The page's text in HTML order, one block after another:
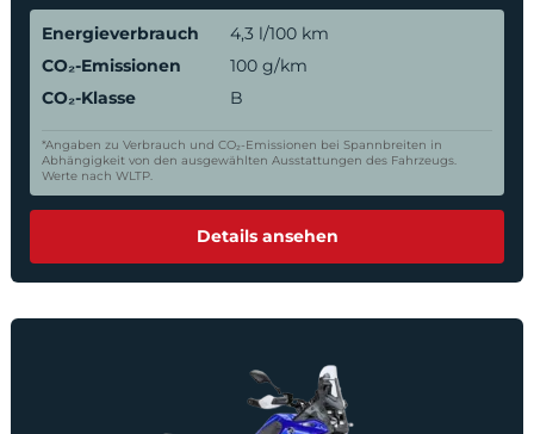
Energieverbrauch
4,3 l/100 km
CO₂-Emissionen
100 g/km
CO₂-Klasse
B
*Angaben zu Verbrauch und CO₂-Emissionen bei Spannbreiten in
Abhängigkeit von den ausgewählten Ausstattungen des Fahrzeugs.
Werte nach WLTP.
Details ansehen